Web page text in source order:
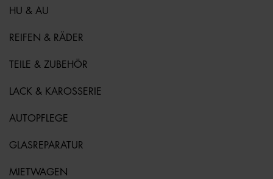
HU & AU
REIFEN & RÄDER
TEILE & ZUBEHÖR
LACK & KAROSSERIE
AUTOPFLEGE
GLASREPARATUR
MIETWAGEN